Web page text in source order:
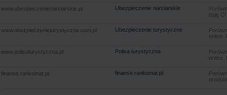
www.ubezpieczenienarciarskie.pl Ubezpieczenie narciarskie
daję
www.ubezpieczenieturystyczne.com.pl Ubezpieczenie turystyczne
www.polisaturystyczna.pl Polisa turystyczna
finanse.rankomat.pl finanse.rankomat.pl